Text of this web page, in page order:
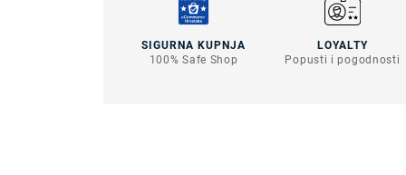
SIGURNA KUPNJA
100% Safe Shop
LOYALTY
Popusti i pogodnosti